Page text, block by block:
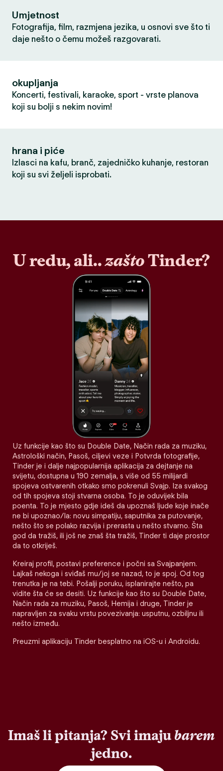
Umjetnost
Fotografija, film, razmjena jezika, u osnovi sve što ti
daje nešto o čemu možeš razgovarati.
okupljanja
Koncerti, festivali, karaoke, sport - vrste planova
koji su bolji s nekim novim!
hrana i piće
Izlasci na kafu, branč, zajedničko kuhanje, restoran
koji su svi željeli isprobati.
U redu, ali..zaštoTinder?
Uz funkcije kao što su Double Date, Način rada za muziku,
Astrološki način, Pasoš, ciljevi veze i Potvrda fotografije,
Tinder je i dalje najpopularnija aplikacija za dejtanje na
svijetu, dostupna u 190 zemalja, s više od 55 milijardi
spojeva ostvarenih otkako smo pokrenuli Svajp. Iza svakog
od tih spojeva stoji stvarna osoba. To je oduvijek bila
poenta. To je mjesto gdje ideš da upoznaš ljude koje inače
ne bi upoznao/la: novu simpatiju, saputnika za putovanje,
nešto što se polako razvija i prerasta u nešto stvarno. Šta
god da tražiš, ili još ne znaš šta tražiš, Tinder ti daje prostor
da to otkriješ.
Kreiraj profil, postavi preference i počni sa Svajpanjem.
Lajkaš nekoga i sviđaš mu/joj se nazad, to je spoj. Od tog
trenutka je na tebi. Pošalji poruku, isplanirajte nešto, pa
vidite šta će se desiti. Uz funkcije kao što su Double Date,
Način rada za muziku, Pasoš, Hemija i druge, Tinder je
napravljen za svaku vrstu povezivanja: usputnu, ozbiljnu ili
nešto između.
Preuzmi aplikaciju Tinder besplatno na iOS-u i Androidu.
Imaš li pitanja? Svi imaju barem
jedno.